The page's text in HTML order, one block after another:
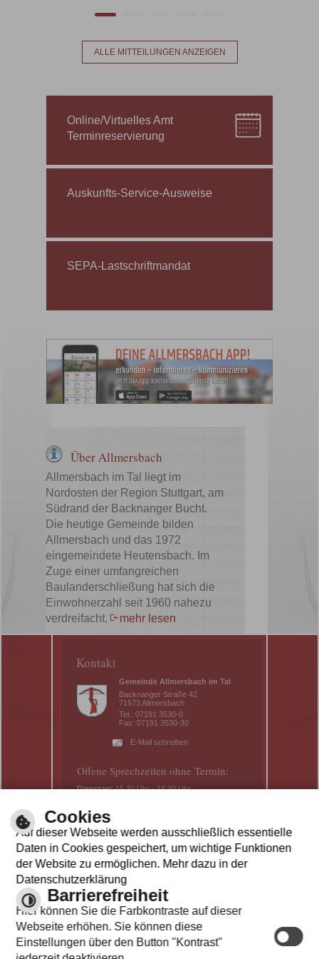
ALLE MITTEILUNGEN ANZEIGEN
Online/Virtuelles Amt
Terminreservierung
Auskunfts-Service-Ausweise
SEPA-Lastschriftmandat
Über Allmersbach
Allmersbach im Tal liegt im
Nordosten der Region Stuttgart, am
Südrand der Backnanger Bucht.
Die heutige Gemeinde bilden
Allmersbach und das 1972
eingemeindete Heutensbach. Im
Zuge einer umfangreichen
Baulanderschließung hat sich die
Einwohnerzahl seit 1960 nahezu
verdreifacht.
mehr lesen
Kontakt
Gemeinde Allmersbach im Tal
Backnanger Straße 42
71573 Allmersbach
Tel.: 07191 3530-0
Fax: 07191 3530-30
E-Mail schreiben
Offene Sprechzeiten ohne Termin:
Dienstag:15.30 Uhr - 18.30 Uhr
Telefonische Erreichbarkeit und mit
Termin:
Mo - Mi:8.30 Uhr – 11.30 Uhr
Do:14.00 Uhr – 16.30 Uhr
Fr:8.30 Uhr – 11.30 Uhr
Cookies
Auf dieser Webseite werden ausschließlich essentielle
Daten in Cookies gespeichert, um wichtige Funktionen
der Website zu ermöglichen. Mehr dazu in der
Datenschutzerklärung
Barrierefreiheit
Hier können Sie die Farbkontraste auf dieser
Webseite erhöhen. Sie können diese
Einstellungen über den Button "Kontrast"